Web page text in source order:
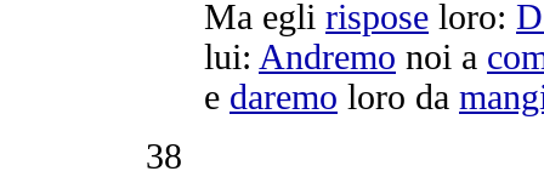
Ma egli rispose loro:
lui: Andremo noi a
e daremo loro da
38